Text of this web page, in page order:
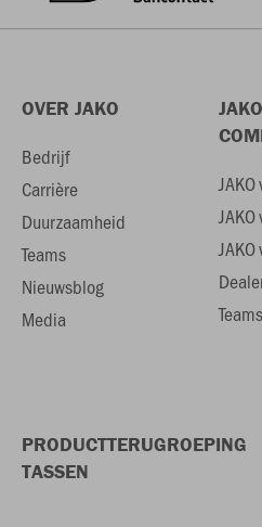
OVER JAKO
Bedrijf
Carrière
Duurzaamheid
Teams
Nieuwsblog
Media
JAKO
PRODUCTTERUGROEPING
TASSEN